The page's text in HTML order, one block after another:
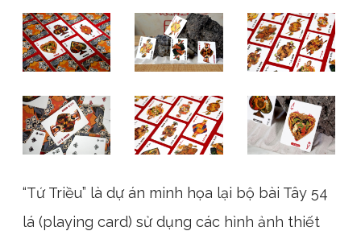
“Tứ Triều” là dự án minh họa lại bộ bài Tây 54
lá (playing card) sử dụng các hình ảnh thiết